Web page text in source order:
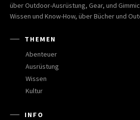
über Outdoor-Ausrüstung, Gear, und
Wissen und Know-How, über Bücher und
THEMEN
Abenteuer
Ausrüstung
Wissen
Kultur
INFO